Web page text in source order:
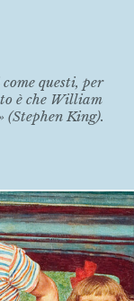
questi, per
è che William
(Stephen King).